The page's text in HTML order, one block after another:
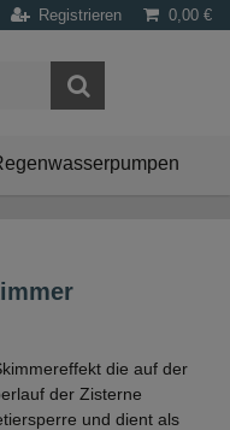
Registrieren 0,00 €
die auf der
der Zisterne
und dient als